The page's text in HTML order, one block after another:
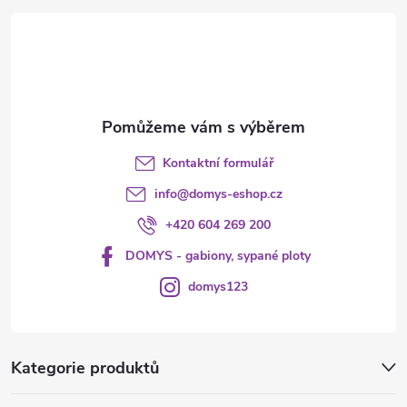
Kategorie produktů
Kontaktní formulář
info@domys-eshop.cz
+420 604 269 200
DOMYS - gabiony, sypané ploty
domys123